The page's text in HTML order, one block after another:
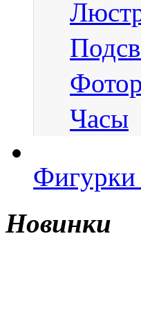
Часы
Фигурки
Новинки